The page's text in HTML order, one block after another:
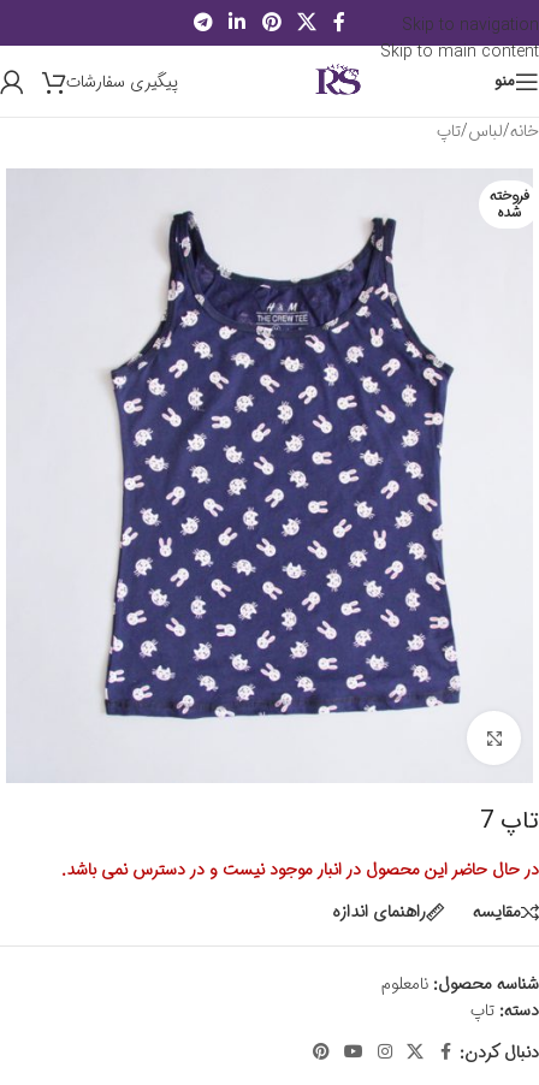
Skip to navigation
Skip to main content
منو
پیگیری سفارشات
خانه/لباس/تاپ
فروخته
شده
برای بزرگنمایی کلیک کنید
تاپ 7
در حال حاضر این محصول در انبار موجود نیست و در دسترس نمی باشد.
مقايسه
راهنمای اندازه
شناسه محصول: نامعلوم
دسته: تاپ
دنبال کردن: